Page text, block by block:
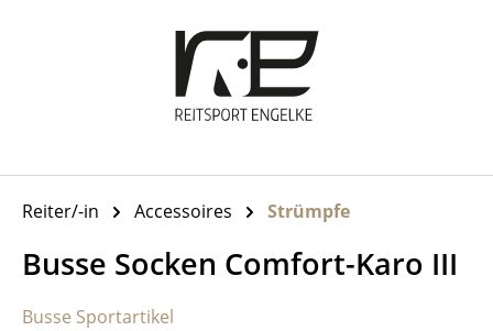
Reiter/-in Accessoires Strümpfe
Busse Socken Comfort-Karo III
Busse Sportartikel